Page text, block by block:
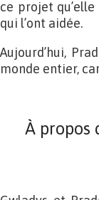
ce projet
qui l’ont aidée.
Aujourd’hui,
monde entier,
À propos